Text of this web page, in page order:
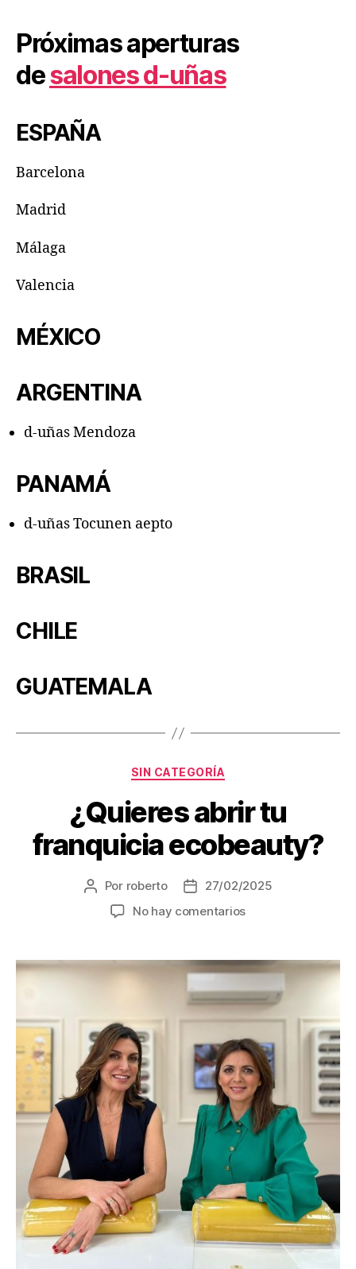
Próximas aperturas
desalones d-uñas
ESPAÑA
Barcelona
Madrid
Málaga
Valencia
MÉXICO
ARGENTINA
d-uñas Mendoza
PANAMÁ
d-uñas Tocunen aepto
BRASIL
CHILE
GUATEMALA
SIN CATEGORÍA
¿Quieres abrir tu
franquicia ecobeauty?
Por roberto
27/02/2025
No hay comentarios